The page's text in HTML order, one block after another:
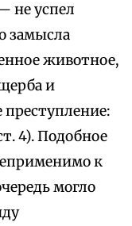
не успел
замысла
животное,
и
преступление:
4). Подобное
к
могло